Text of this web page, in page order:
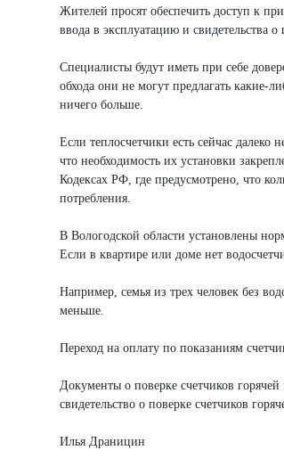
Жителей просят обеспечить доступ к
ввода в эксплуатацию и свидетельства о
Специалисты будут иметь при себе
обхода они не могут предлагать какие-
ничего больше.
Если теплосчетчики есть сейчас
что необходимость их установки
Кодексах РФ, где предусмотрено, что
потребления.
В Вологодской области установлены
Если в квартире или доме нет
Например, семья из трех человек без
меньше.
Переход на оплату по показаниям
Документы о поверке счетчиков
свидетельство о поверке счетчиков
Илья Драницин